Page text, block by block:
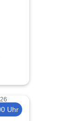
Uhr